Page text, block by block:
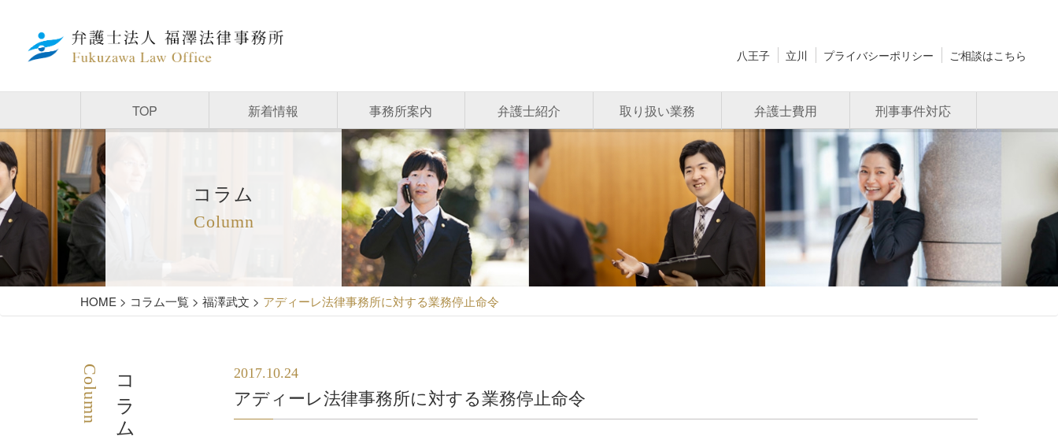
八王子 立川 プライバシーポリシー ご相談はこちら
TOP 新着情報 事務所案内 弁護士紹介 取り扱い業務 弁護士費用 刑事事件対応
コラム
Column
HOME > コラム一覧 > 福澤武文 > アディーレ法律事務所に対する業務停止命令
コラム
Column 2017.10.24
アディーレ法律事務所に対する業務停止命令